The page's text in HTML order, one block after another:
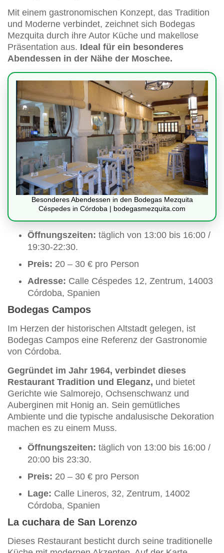
Mit einem gastronomischen Konzept, das Tradition
und Moderne verbindet, zeichnet sich Bodegas
Mezquita durch ihre Autor Küche und makellose
Präsentation aus. Ideal für ein besonderes
Abendessen in der Nähe der Moschee.
Besonderes Abendessen in den Bodegas Mezquita
Céspedes in Córdoba | bodegasmezquita.com
Öffnungszeiten: täglich von 13:00 bis 16:00 /
19:30-22:30.
Preis: 20 – 30 € pro Person
Adresse: Calle Céspedes 12, Zentrum, 14003
Córdoba, Spanien
Bodegas Campos
Im Herzen der historischen Altstadt gelegen, ist
Bodegas Campos eine Referenz der Gastronomie
von Córdoba.
Gegründet im Jahr 1964, verbindet dieses
Restaurant Tradition und Eleganz, und bietet
Gerichte wie Salmorejo, Ochsenschwanz und
Auberginen mit Honig an. Sein gemütliches
Ambiente und die typische andalusische Dekoration
machen es zu einem Muss.
Öffnungszeiten: täglich von 13:00 bis 16:00 /
20:00 bis 23:30.
Preis: 20 – 30 € pro Person
Lage: Calle Lineros, 32, Zentrum, 14002
Córdoba, Spanien
La cuchara de San Lorenzo
Dieses Restaurant besticht durch seine traditionelle